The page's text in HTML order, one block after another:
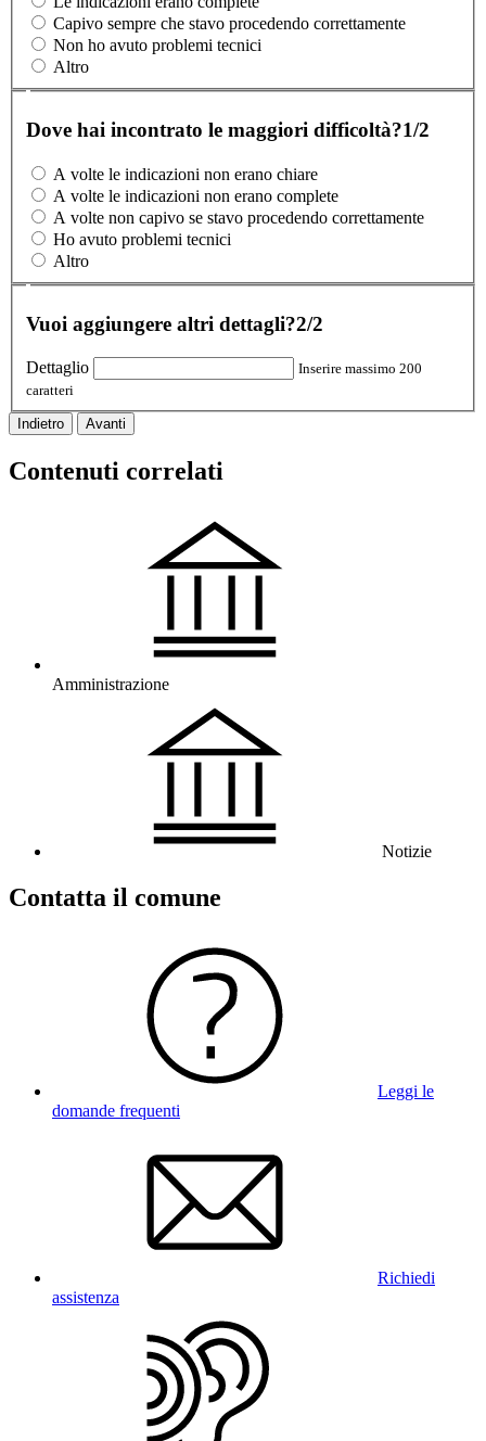
Capivo sempre che stavo procedendo correttamente
Non ho avuto problemi tecnici
Altro
Dove hai incontrato le maggiori difficoltà?1/2
A volte le indicazioni non erano chiare
A volte le indicazioni non erano complete
A volte non capivo se stavo procedendo correttamente
Ho avuto problemi tecnici
Altro
Vuoi aggiungere altri dettagli?2/2
Dettaglio
Inserire massimo 200
caratteri
Indietro Avanti
Contenuti correlati
Amministrazione
Notizie
Contatta il comune
Leggi le
domande frequenti
Richiedi
assistenza